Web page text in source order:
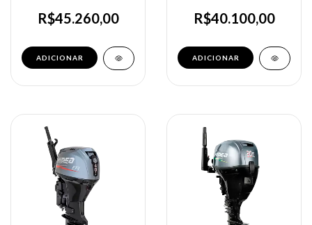
trim
R$45.260,00
trim
R$40.100,00